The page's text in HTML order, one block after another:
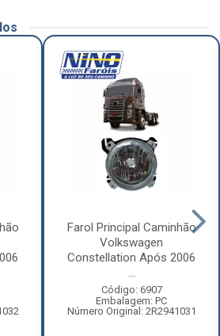
Farol Principal Caminhão
Volkswagen
Constellation Após 2006
...
Código: 6907
Embalagem: PC
Número Original: 2R2941031